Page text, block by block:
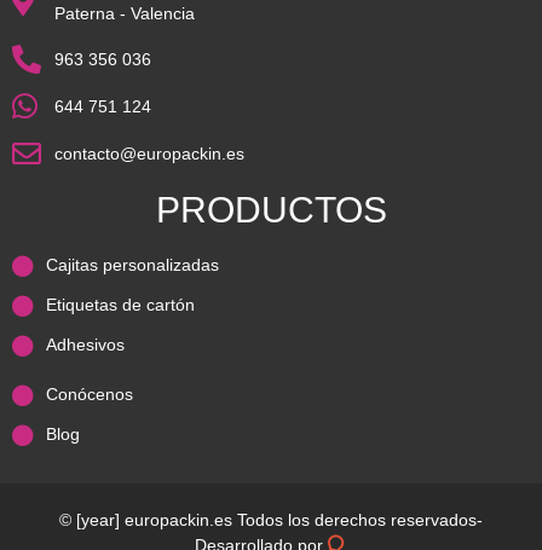
Paterna - Valencia
963 356 036
644 751 124
contacto@europackin.es
PRODUCTOS
Cajitas personalizadas
Etiquetas de cartón
Adhesivos
Conócenos
Blog
© [year] europackin.es Todos los derechos reservados-
Desarrollado por